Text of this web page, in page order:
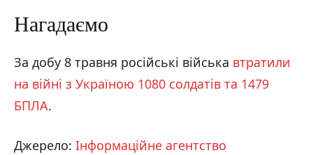
Нагадаємо
За добу 8 травня російські війська втратили
на війні з Україною 1080 солдатів та 1479
БПЛА.
Джерело: Інформаційне агентство